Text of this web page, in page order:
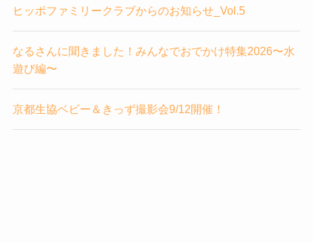
ヒッポファミリークラブからのお知らせ_Vol.5
なるさんに聞きました！みんなでおでかけ特集2026〜水
遊び編〜
京都生協ベビー＆きっず撮影会9/12開催！